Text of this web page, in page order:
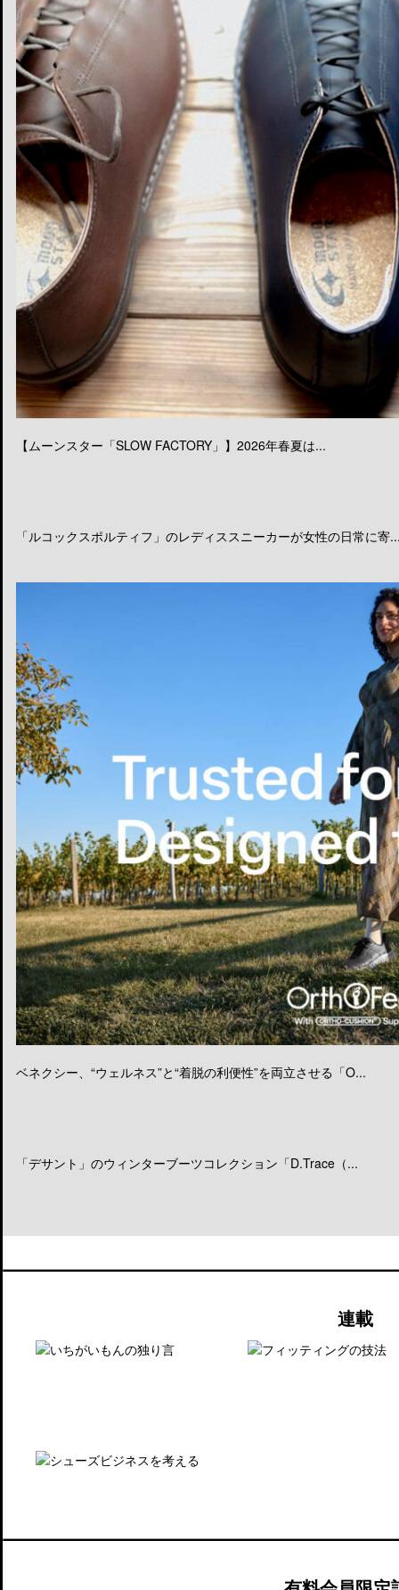
【ムーンスター「SLOW FACTORY」】2026年春夏は...
「ルコックスポルティフ」のレディススニーカーが女性の日常に寄
ベネクシー、“ウェルネス”と“着脱の利便性”を両立させる「O...
「デサント」のウィンターブーツコレクション「D.Trace（...
連載